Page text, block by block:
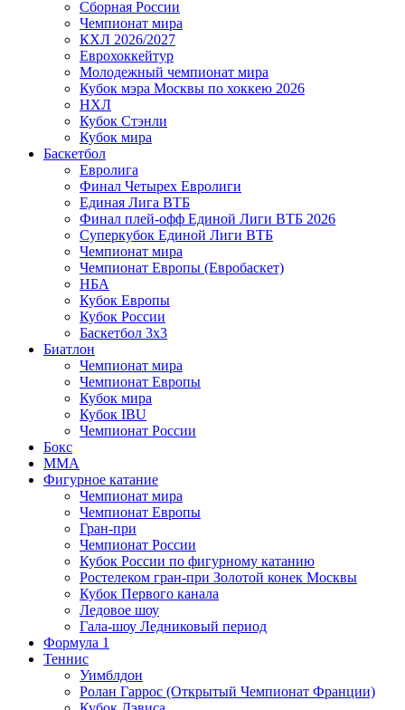
Сборная России
Чемпионат мира
КХЛ 2026/2027
Еврохоккейтур
Молодежный чемпионат мира
Кубок мэра Москвы по хоккею 2026
НХЛ
Кубок Стэнли
Кубок мира
Баскетбол
Евролига
Финал Четырех Евролиги
Единая Лига ВТБ
Финал плей-офф Единой Лиги ВТБ 2026
Суперкубок Единой Лиги ВТБ
Чемпионат мира
Чемпионат Европы (Евробаскет)
НБА
Кубок Европы
Кубок России
Баскетбол 3х3
Биатлон
Чемпионат мира
Чемпионат Европы
Кубок мира
Кубок IBU
Чемпионат России
Бокс
MMA
Фигурное катание
Чемпионат мира
Чемпионат Европы
Гран-при
Чемпионат России
Кубок России по фигурному катанию
Ростелеком гран-при Золотой конек Москвы
Кубок Первого канала
Ледовое шоу
Гала-шоу Ледниковый период
Формула 1
Теннис
Уимблдон
Ролан Гаррос (Открытый Чемпионат Франции)